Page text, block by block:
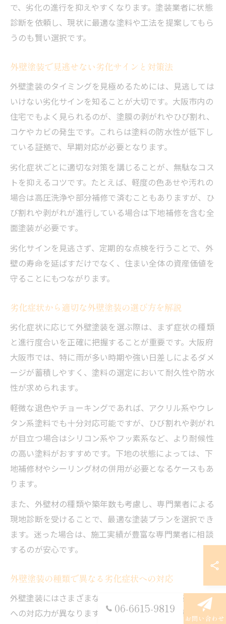
で、劣化の進行を抑えやすくなります。塗装業者に状態
診断を依頼し、現状に最適な塗料や工法を提案してもら
うのも賢い選択です。
外壁塗装で見逃せない劣化サインと対策法
外壁塗装のタイミングを見極めるためには、見逃しては
いけない劣化サインを知ることが大切です。大阪市内の
住宅でもよく見られるのが、塗膜の剥がれやひび割れ、
コケやカビの発生です。これらは塗料の防水性が低下し
ている証拠で、早期対応が必要となります。
劣化症状ごとに適切な対策を講じることが、無駄なコス
トを抑えるコツです。たとえば、軽度の色あせや汚れの
場合は高圧洗浄や部分補修で済むこともありますが、ひ
び割れや剥がれが進行している場合は下地補修を含む全
面塗装が必要です。
劣化サインを見逃さず、定期的な点検を行うことで、外
壁の寿命を延ばすだけでなく、住まい全体の資産価値を
守ることにもつながります。
劣化症状から適切な外壁塗装の選び方を解説
劣化症状に応じて外壁塗装を選ぶ際は、まず症状の種類
と進行度合いを正確に把握することが重要です。大阪府
大阪市では、特に雨が多い時期や強い日差しによるダメ
ージが蓄積しやすく、塗料の選定において耐久性や防水
性が求められます。
軽微な退色やチョーキングであれば、アクリル系やウレ
タン系塗料でも十分対応可能ですが、ひび割れや剥がれ
が目立つ場合はシリコン系やフッ素系など、より耐候性
の高い塗料がおすすめです。下地の状態によっては、下
地補修材やシーリング材の併用が必要となるケースもあ
ります。
また、外壁材の種類や築年数も考慮し、専門業者による
現地診断を受けることで、最適な塗装プランを選択でき
ます。迷った場合は、施工実績が豊富な専門業者に相談
するのが安心です。
外壁塗装の種類で異なる劣化症状への対応
外壁塗装にはさまざまな種類があり、それぞれ劣化症状
への対応力が異なります。大阪市の住宅で多く利用され
06-6615-9819
お問い合わせ